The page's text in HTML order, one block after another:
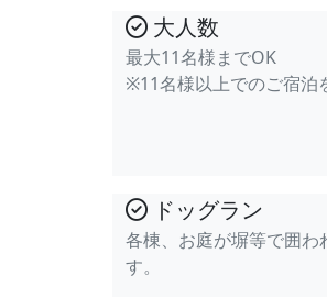
大人数
最大11名様までOK
※11名様以上でのご宿泊
ドッグラン
各棟、お庭が塀等で囲わ
す。